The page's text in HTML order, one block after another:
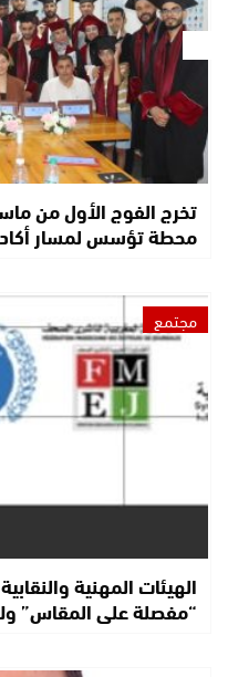
تخرج الفوج الأول من
محطة تؤسس لمسار
مجتمع
الهيئات المهنية
“مفصلة على المقاس”